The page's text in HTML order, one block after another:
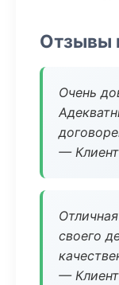
Отзывы
Очень
—
своего
—